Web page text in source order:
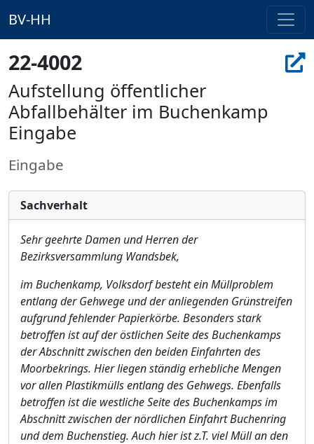
BV-HH
22-4002
Aufstellung öffentlicher
Abfallbehälter im Buchenkamp
Eingabe
Eingabe
Sachverhalt
Sehr geehrte Damen und Herren der
Bezirksversammlung Wandsbek,
im Buchenkamp, Volksdorf besteht ein Müllproblem
entlang der Gehwege und der anliegenden Grünstreifen
aufgrund fehlender Papierkörbe. Besonders stark
betroffen ist auf der östlichen Seite des Buchenkamps
der Abschnitt zwischen den beiden Einfahrten des
Moorbekrings. Hier liegen ständig erhebliche Mengen
vor allen Plastikmülls entlang des Gehwegs. Ebenfalls
betroffen ist die westliche Seite des Buchenkamps im
Abschnitt zwischen der nördlichen Einfahrt Buchenring
und dem Buchenstieg. Auch hier ist z.T. viel Müll an den